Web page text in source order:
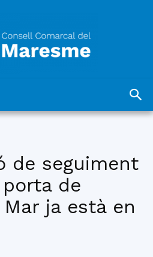
Comarcal
del
de seguiment
de
ja està en